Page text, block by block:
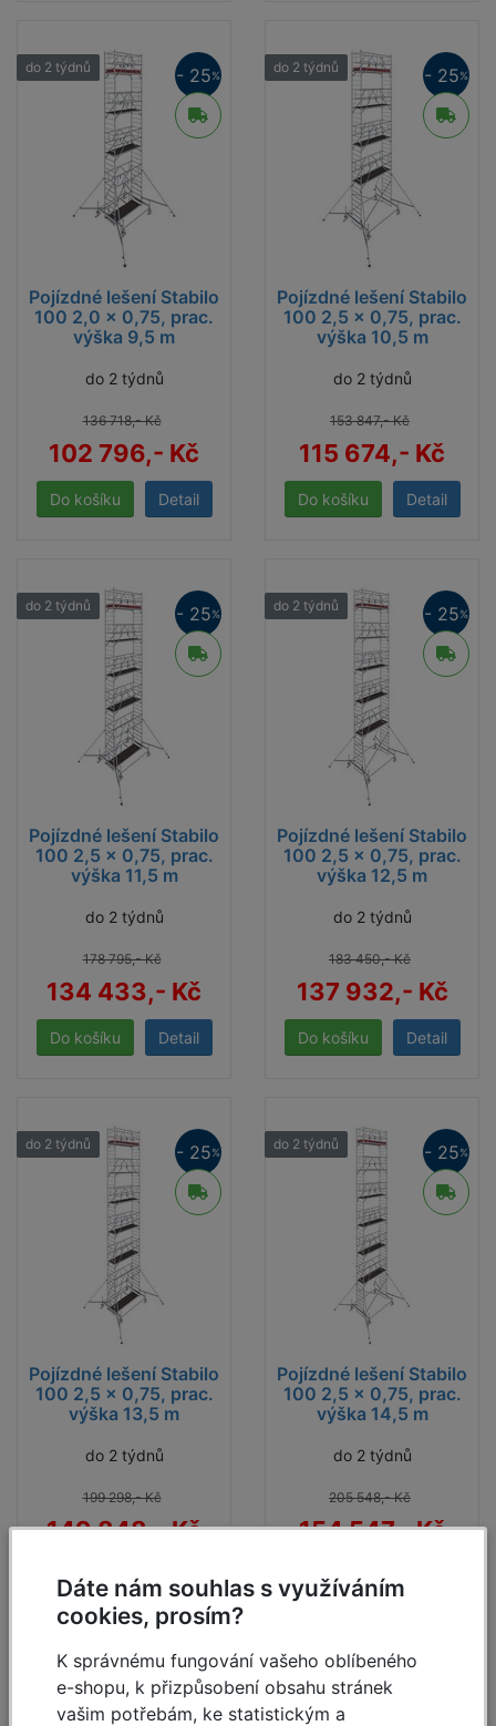
Pojízdné lešení Stabilo
100 2,0 x 0,75, prac.
výška 9,5 m
do 2 týdnů
do 2 týdnů
136 718,- Kč
102 796,- Kč
Detail
- 25%
Pojízdné lešení Stabilo
100 2,5 x 0,75, prac.
výška 10,5 m
do 2 týdnů
do 2 týdnů
153 847,- Kč
115 674,- Kč
Detail
- 25%
Pojízdné lešení Stabilo
100 2,5 x 0,75, prac.
výška 11,5 m
do 2 týdnů
do 2 týdnů
178 795,- Kč
134 433,- Kč
Detail
- 25%
Pojízdné lešení Stabilo
100 2,5 x 0,75, prac.
výška 12,5 m
do 2 týdnů
do 2 týdnů
183 450,- Kč
137 932,- Kč
Detail
- 25%
Pojízdné lešení Stabilo
100 2,5 x 0,75, prac.
výška 13,5 m
do 2 týdnů
do 2 týdnů
199 298,- Kč
149 848,- Kč
- 25%
Pojízdné lešení Stabilo
100 2,5 x 0,75, prac.
výška 14,5 m
do 2 týdnů
do 2 týdnů
205 548,- Kč
154 547,- Kč
- 25%
do 2 týdnů - 25% do 2 týdnů
Dáte nám souhlas s využíváním
cookies, prosím?
K správnému fungování vašeho oblíbeného
e-shopu, k přizpůsobení obsahu stránek
vašim potřebám, ke statistickým a